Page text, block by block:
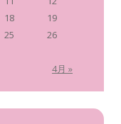
4月 »
18
19
25
26